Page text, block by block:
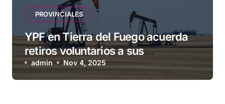
PROVINCIALES
YPF en Tierra del Fuego acuerda
retiros voluntarios a sus
contratistas
admin Nov 4, 2025